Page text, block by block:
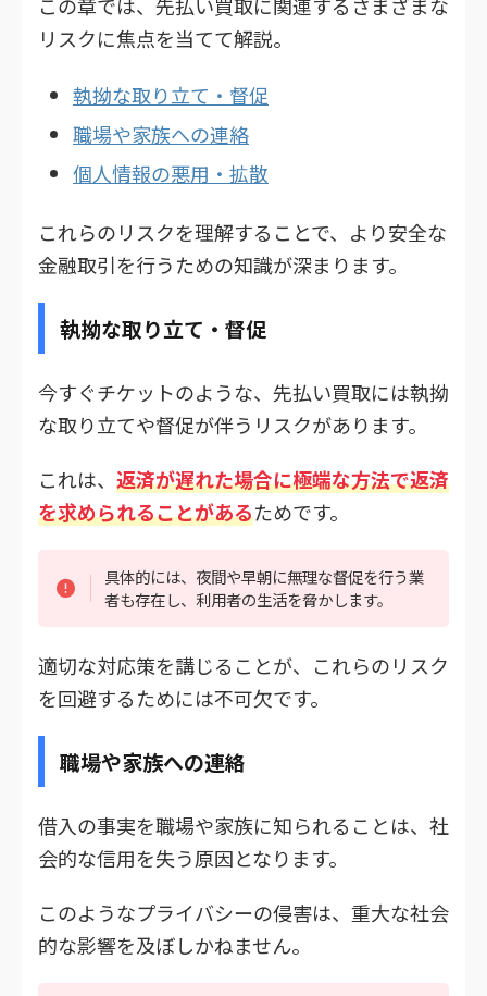
リスクに焦点を当てて解説。
執拗な取り立て・督促
職場や家族への連絡
個人情報の悪用・拡散
これらのリスクを理解することで、より安全な
金融取引を行うための知識が深まります。
執拗な取り立て・督促
今すぐチケットのような、先払い買取には執拗
な取り立てや督促が伴うリスクがあります。
これは、 返済が遅れた場合に極端な方法で返済
を求められることがあるためです。
具体的には、夜間や早朝に無理な督促を行う業
者も存在し、利用者の生活を脅かします。
適切な対応策を講じることが、これらのリスク
を回避するためには不可欠です。
職場や家族への連絡
借入の事実を職場や家族に知られることは、社
会的な信用を失う原因となります。
このようなプライバシーの侵害は、重大な社会
的な影響を及ぼしかねません。